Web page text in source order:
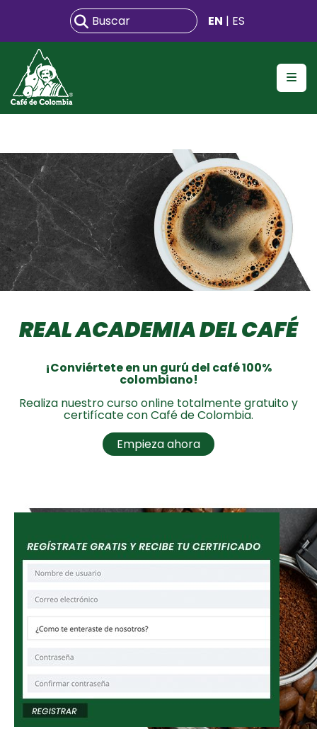
EN | ES
REAL ACADEMIA DEL CAFÉ
¡Conviértete en un gurú del café 100%
colombiano!
Realiza nuestro curso online totalmente gratuito y
certifícate con Café de Colombia.
Empieza ahora